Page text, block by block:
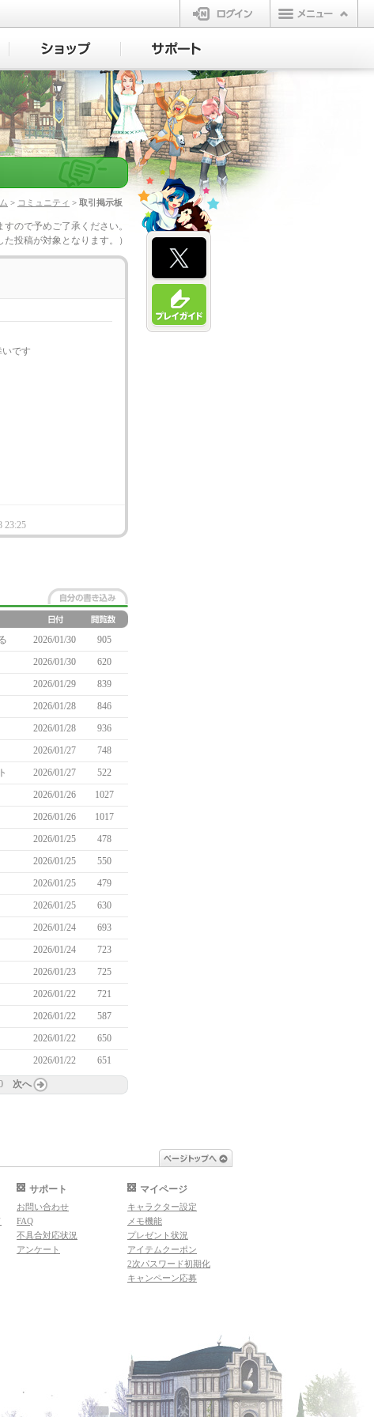
ログイン
> コミュニティ > 取引掲示板
ので予めご了承ください。
た投稿が対象となります。）
です
23:25
2026/01/30
905
2026/01/30
620
2026/01/29
839
2026/01/28
846
2026/01/28
936
2026/01/27
748
2026/01/27
522
2026/01/26
1027
2026/01/26
1017
2026/01/25
478
2026/01/25
550
2026/01/25
479
2026/01/25
630
2026/01/24
693
2026/01/24
723
2026/01/23
725
2026/01/22
721
2026/01/22
587
2026/01/22
650
2026/01/22 651
次へ
サポート
お問い合わせ
FAQ
不具合対応状況
アンケート
マイページ
キャラクター設定
メモ機能
プレゼント状況
アイテムクーポン
2次パスワード初期化
キャンペーン応募